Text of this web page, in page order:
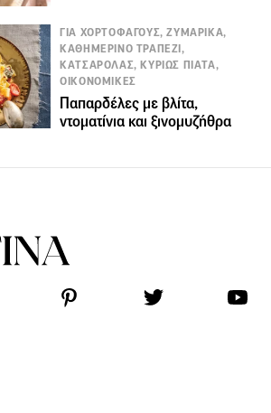
ΓΙΑ ΧΟΡΤΟΦΑΓΟΥΣ, ΖΥΜΑΡΙΚΑ,
ΚΑΘΗΜΕΡΙΝΟ ΤΡΑΠΕΖΙ,
ΚΑΤΣΑΡΟΛΑΣ, ΚΥΡΙΩΣ ΠΙΑΤΑ,
ΟΙΚΟΝΟΜΙΚΕΣ
Παπαρδέλες με βλίτα,
ντοματίνια και ξινομυζήθρα